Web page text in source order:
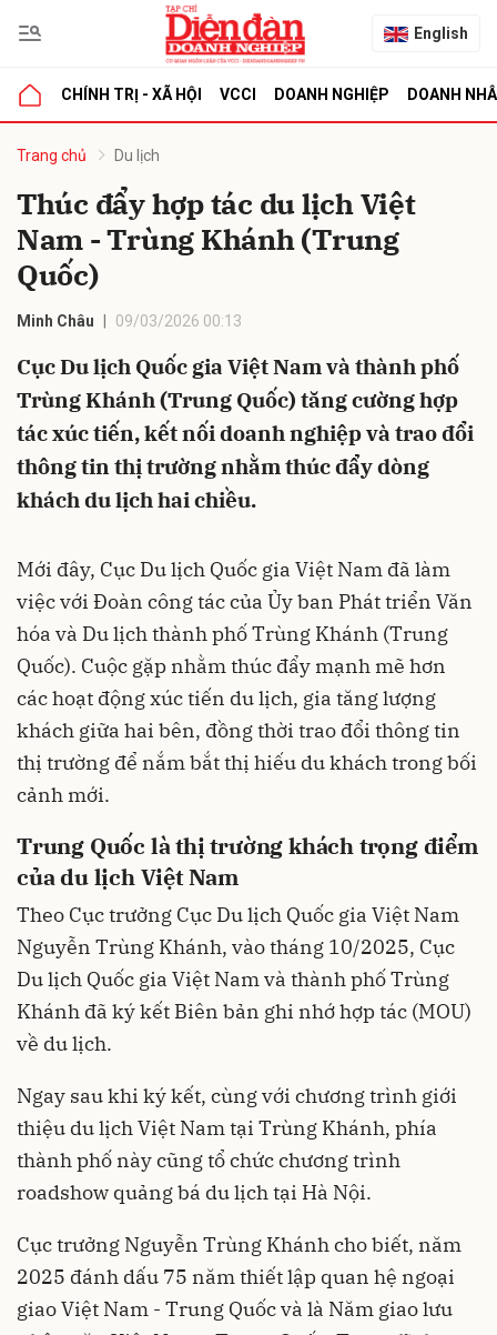
English
CHÍNH TRỊ - XÃ HỘI VCCI DOANH NGHIỆP DOANH
Trang chủ Du lịch
Thúc đẩy hợp tác du lịch Việt
Nam - Trùng Khánh (Trung
Quốc)
Minh Châu 09/03/2026 00:13
Cục Du lịch Quốc gia Việt Nam và thành phố
Trùng Khánh (Trung Quốc) tăng cường hợp
tác xúc tiến, kết nối doanh nghiệp và trao đổi
thông tin thị trường nhằm thúc đẩy dòng
khách du lịch hai chiều.
Mới đây, Cục Du lịch Quốc gia Việt Nam đã làm
việc với Đoàn công tác của Ủy ban Phát triển Văn
hóa và Du lịch thành phố Trùng Khánh (Trung
Quốc). Cuộc gặp nhằm thúc đẩy mạnh mẽ hơn
các hoạt động xúc tiến du lịch, gia tăng lượng
khách giữa hai bên, đồng thời trao đổi thông tin
thị trường để nắm bắt thị hiếu du khách trong bối
cảnh mới.
Trung Quốc là thị trường khách trọng điểm
của du lịch Việt Nam
Theo Cục trưởng Cục Du lịch Quốc gia Việt Nam
Nguyễn Trùng Khánh, vào tháng 10/2025, Cục
Du lịch Quốc gia Việt Nam và thành phố Trùng
Khánh đã ký kết Biên bản ghi nhớ hợp tác (MOU)
về du lịch.
Ngay sau khi ký kết, cùng với chương trình giới
thiệu du lịch Việt Nam tại Trùng Khánh, phía
thành phố này cũng tổ chức chương trình
roadshow quảng bá du lịch tại Hà Nội.
Cục trưởng Nguyễn Trùng Khánh cho biết, năm
2025 đánh dấu 75 năm thiết lập quan hệ ngoại
giao Việt Nam - Trung Quốc và là Năm giao lưu
luận
Hủy